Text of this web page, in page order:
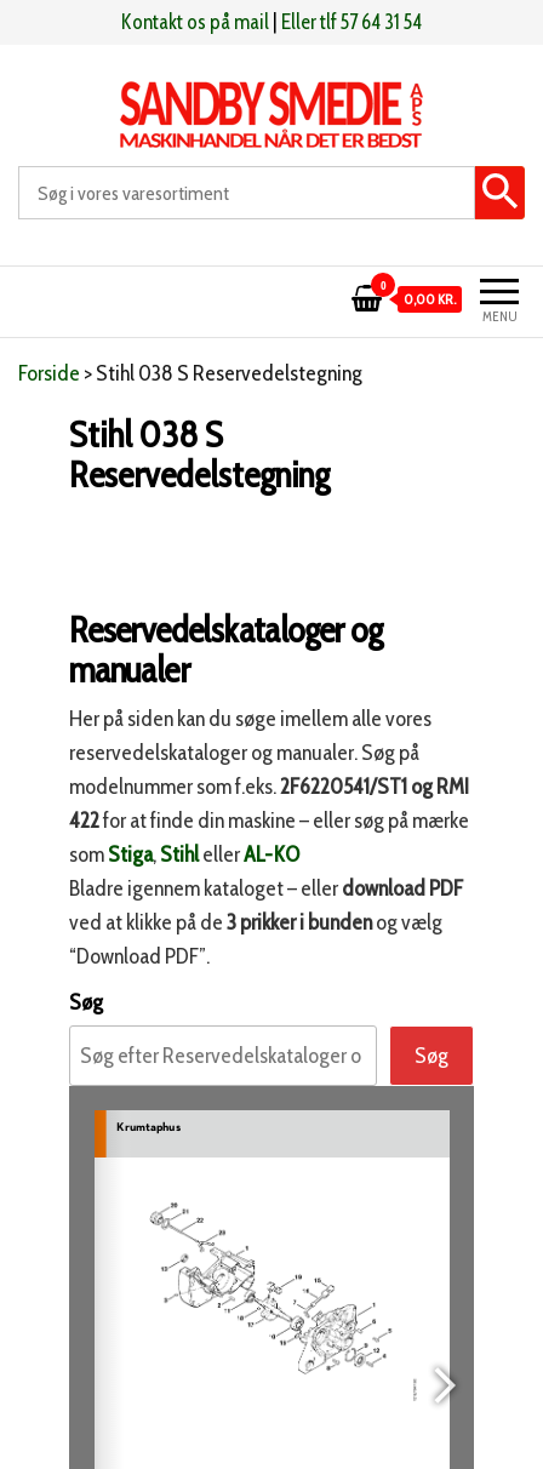
Kontakt os på mail Eller tlf 57 64 31 54
Sandby smeden Maskinhandel når det er bedst
MENU
0
0,00 KR.
Forside >Stihl 038 S Reservedelstegning
Stihl 038 S
Reservedelstegning
Reservedelskataloger og
manualer
Her på siden kan du søge imellem alle vores
reservedelskataloger og manualer. Søg på
modelnummer som f.eks.2F6220541/ST1 og RMI
422for at finde din maskine – eller søg på mærke
somStiga,StihlellerAL-KO
Bladre igennem kataloget – ellerdownload PDF
ved at klikke på de3 prikker i bundenog vælg
“Download PDF”.
Søg
Søg